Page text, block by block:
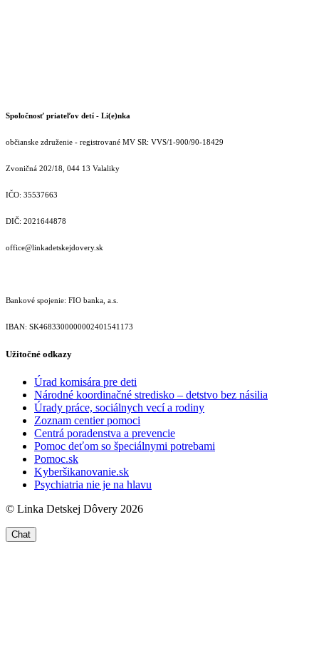
Spoločnosť priateľov detí - Li(e)nka
občianske združenie - registrované MV SR: VVS/1-900/90-18429
Zvoničná 202/18, 044 13 Valaliky
IČO: 35537663
DIČ: 2021644878
office@linkadetskejdovery.sk
Bankové spojenie: FIO banka, a.s.
IBAN: SK46833000000­02401541173
Užitočné odkazy
Úrad komisára pre deti
Národné koordinačné stredisko – detstvo bez násilia
Úrady práce, sociálnych vecí a rodiny
Zoznam centier pomoci
Centrá poradenstva a prevencie
Pomoc deťom so špeciálnymi potrebami
Pomoc.sk
Kyberšikanovanie.sk
Psychiatria nie je na hlavu
© Linka Detskej Dôvery 2026